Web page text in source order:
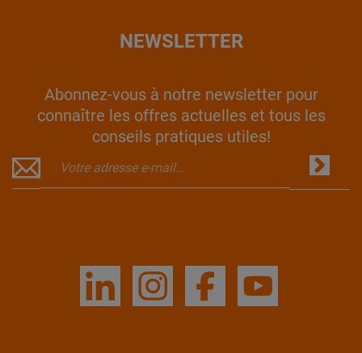
NEWSLETTER
Abonnez-vous à notre newsletter pour
connaître les offres actuelles et tous les
conseils pratiques utiles!